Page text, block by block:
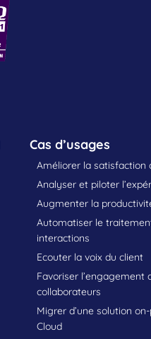
Cas d’usages
Améliorer la satisfaction
Analyser et piloter
Augmenter la
Automatiser le
interactions
Ecouter la voix du client
Favoriser l’engagement
collaborateurs
Migrer d’une solution
Cloud